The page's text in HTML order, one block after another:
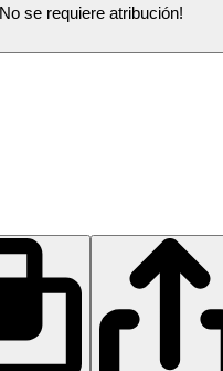
No se requiere atribución!